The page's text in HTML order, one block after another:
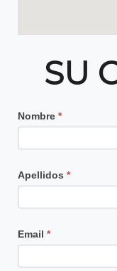
SU
Contacto
Principal
Nombre *
Apellidos *
Email *